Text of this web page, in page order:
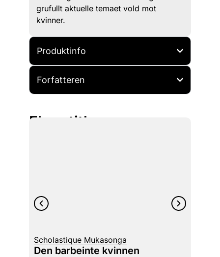
grufullt aktuelle temaet vold mot
kvinner.
Produktinfo
Forfatteren
Flere titler
Scholastique Mukasonga
Den barbeinte kvinnen